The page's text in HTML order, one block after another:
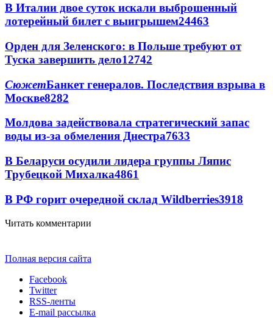
В Италии двое суток искали выброшенный
лотерейный билет с выигрышем24463
Орден для Зеленского: в Польше требуют от
Туска завершить дело12742
СюжетБанкет генералов. Последствия взрыва в
Москве8282
Молдова задействовала стратегический запас
воды из-за обмеления Днестра7633
В Беларуси осудили лидера группы Ляпис
Трубецкой Михалка4861
В РФ горит очередной склад Wildberries3918
Читать комментарии
Полная версия сайта
Facebook
Twitter
RSS-ленты
E-mail рассылка